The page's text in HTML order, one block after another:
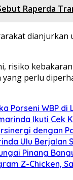
Raperda
risiko
perlu
Porseni WBP di
Ikuti Cek
dengan
Ulu
Pinang
Z-Chicken,